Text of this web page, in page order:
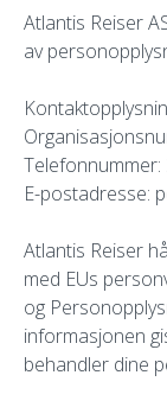
Atlantis Reiser
av
E-postadresse:
Atlantis Reiser
med EUs
og
informasjonen
behandler dine